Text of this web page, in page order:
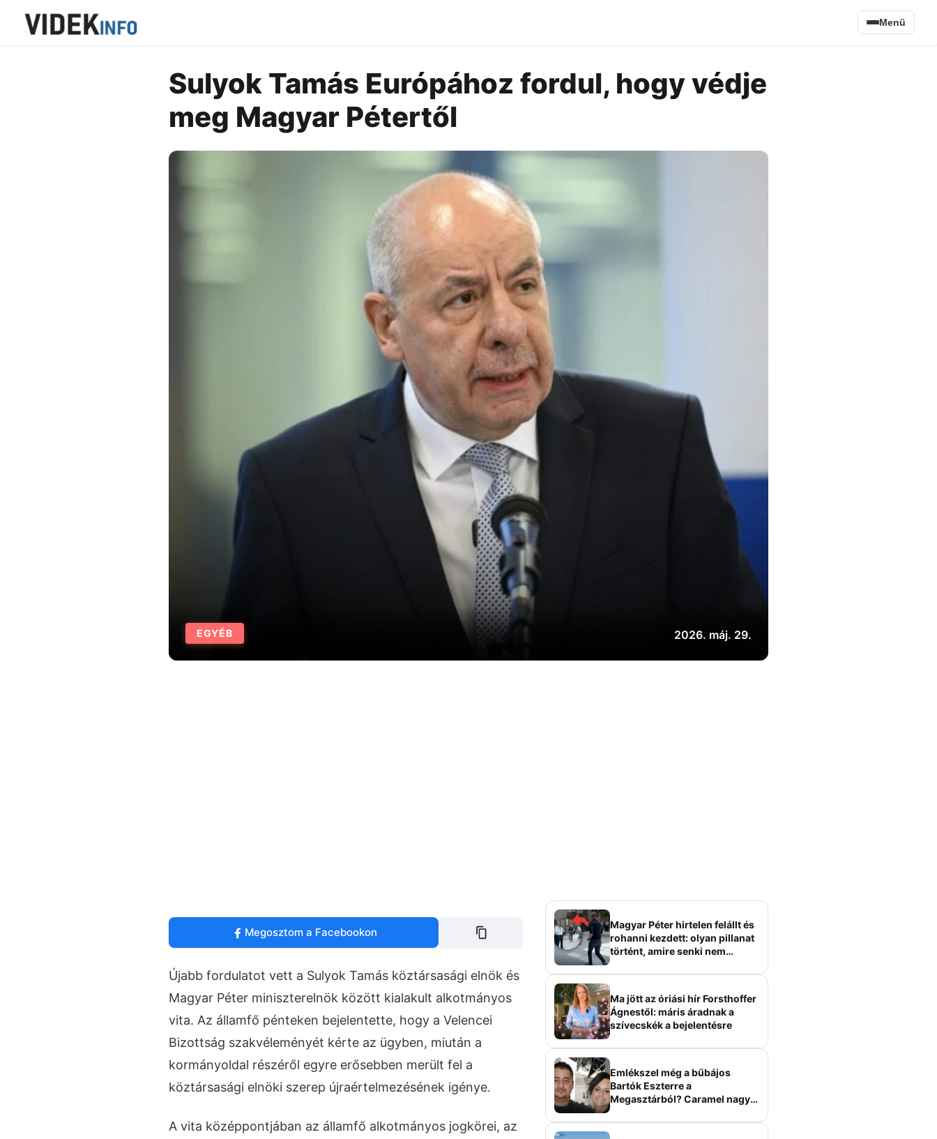
Menü
Sulyok Tamás Európához fordul, hogy védje
meg Magyar Pétertől
EGYÉB 2026. máj. 29.
Megosztom a Facebookon
Újabb fordulatot vett a Sulyok Tamás köztársasági elnök és
Magyar Péter miniszterelnök között kialakult alkotmányos
vita. Az államfő pénteken bejelentette, hogy a Velencei
Bizottság szakvéleményét kérte az ügyben, miután a
kormányoldal részéről egyre erősebben merült fel a
köztársasági elnöki szerep újraértelmezésének igénye.
A vita középpontjában az államfő alkotmányos jogkörei, az
Magyar Péter hirtelen felállt és
rohanni kezdett: olyan pillanat
történt, amire senki nem
Ma jött az óriási hír Forsthoffer
Ágnestől: máris áradnak a
szívecskék a bejelentésre
Emlékszel még a bűbájos
Bartók Eszterre a
Megasztárból? Caramel nagy